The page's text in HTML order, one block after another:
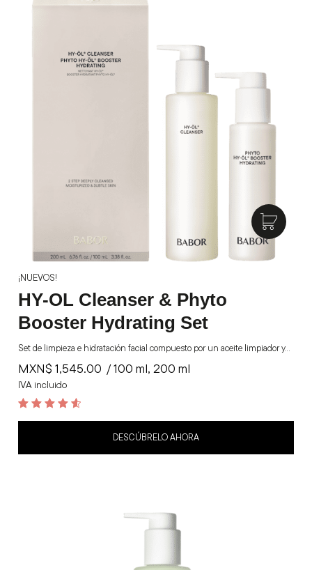
¡NUEVOS!
HY-OL Cleanser & Phyto
Booster Hydrating Set
Set de limpieza e hidratación facial compuesto por un aceite limpiador y…
MXN$ 1,545.00
IVA incluido
/ 100 ml, 200 ml
DESCÚBRELO AHORA